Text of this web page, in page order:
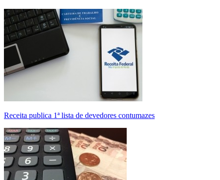
Receita publica 1ª lista de devedores contumazes